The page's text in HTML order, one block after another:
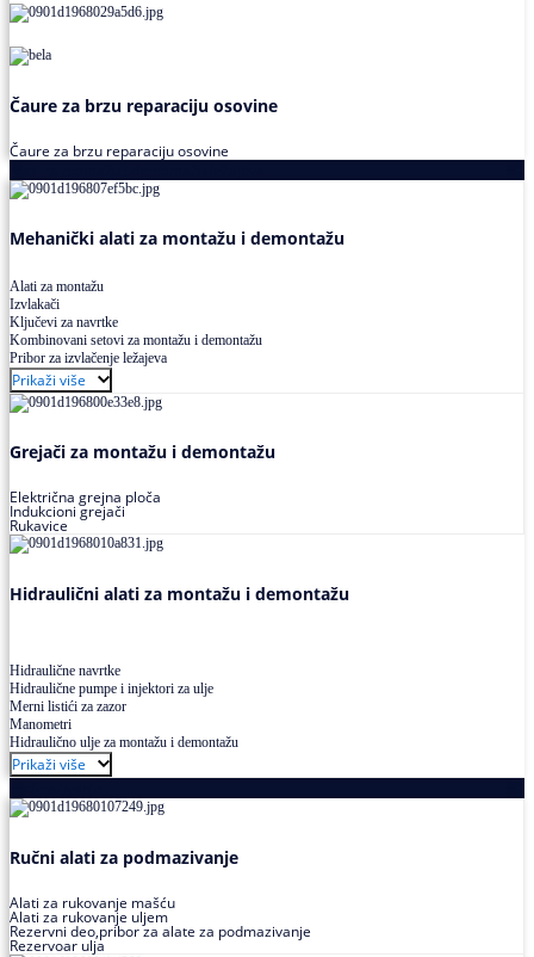
Čaure za brzu reparaciju osovine
Čaure za brzu reparaciju osovine
Mehanički alati za montažu i demontažu
Alati za montažu
Izvlakači
Ključevi za navrtke
Kombinovani setovi za montažu i demontažu
Pribor za izvlačenje ležajeva
Prikaži više
Grejači za montažu i demontažu
Električna grejna ploča
Indukcioni grejači
Rukavice
Hidraulični alati za montažu i demontažu
Hidraulične navrtke
Hidraulične pumpe i injektori za ulje
Merni listići za zazor
Manometri
Hidraulično ulje za montažu i demontažu
Prikaži više
Ručni alati za podmazivanje
Alati za rukovanje mašću
Alati za rukovanje uljem
Rezervni deo,pribor za alate za podmazivanje
Rezervoar ulja